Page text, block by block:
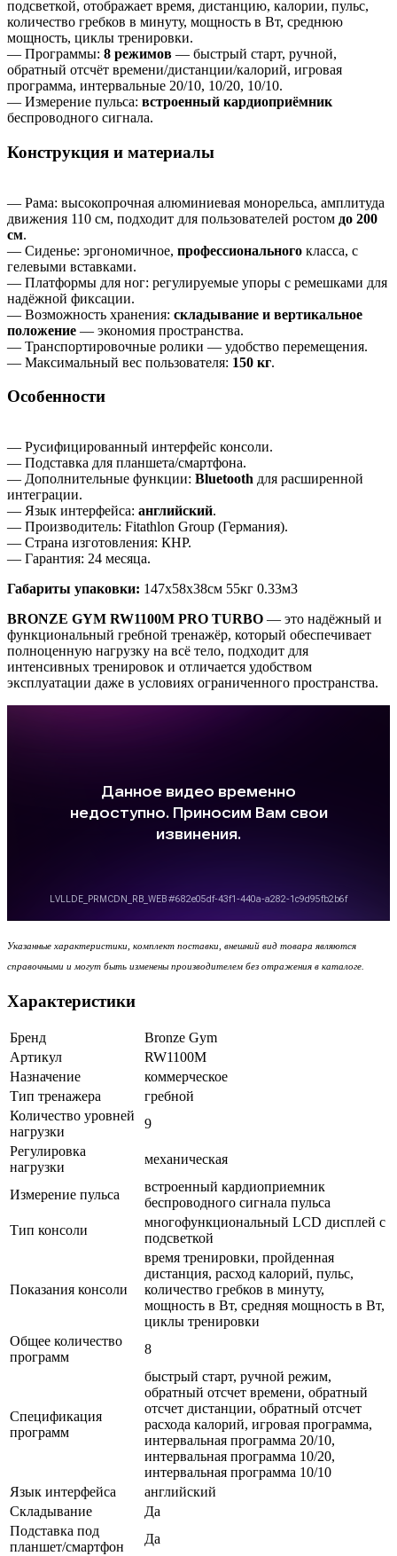
подсветкой, отображает время, дистанцию, калории, пульс,
количество гребков в минуту, мощность в Вт, среднюю
мощность, циклы тренировки.
— Программы: 8 режимов — быстрый старт, ручной,
обратный отсчёт времени/дистанции/калорий, игровая
программа, интервальные 20/10, 10/20, 10/10.
— Измерение пульса: встроенный кардиоприёмник
беспроводного сигнала.
Конструкция и материалы
— Рама: высокопрочная алюминиевая монорельса, амплитуда
движения 110 см, подходит для пользователей ростом до 200
см.
— Сиденье: эргономичное, профессионального класса, с
гелевыми вставками.
— Платформы для ног: регулируемые упоры с ремешками для
надёжной фиксации.
— Возможность хранения: складывание и вертикальное
положение — экономия пространства.
— Транспортировочные ролики — удобство перемещения.
— Максимальный вес пользователя: 150 кг.
Особенности
— Русифицированный интерфейс консоли.
— Подставка для планшета/смартфона.
— Дополнительные функции: Bluetooth для расширенной
интеграции.
— Язык интерфейса: английский.
— Производитель: Fitathlon Group (Германия).
— Страна изготовления: КНР.
— Гарантия: 24 месяца.
Габариты упаковки: 147х58х38см 55кг 0.33м3
BRONZE GYM RW1100M PRO TURBO — это надёжный и
функциональный гребной тренажёр, который обеспечивает
полноценную нагрузку на всё тело, подходит для
интенсивных тренировок и отличается удобством
эксплуатации даже в условиях ограниченного пространства.
Указанные характеристики, комплект поставки, внешний вид товара являются
справочными и могут быть изменены производителем без отражения в каталоге.
Характеристики
Бренд
Bronze Gym
Артикул
RW1100M
Назначение
коммерческое
Тип тренажера
гребной
Количество уровней
нагрузки
9
Регулировка
нагрузки
механическая
Измерение пульса
встроенный кардиоприемник
беспроводного сигнала пульса
Тип консоли
многофункциональный LСD дисплей с
подсветкой
Показания консоли
время тренировки, пройденная
дистанция, расход калорий, пульс,
количество гребков в минуту,
мощность в Вт, средняя мощность в Вт,
циклы тренировки
Общее количество
программ
8
Спецификация
программ
быстрый старт, ручной режим,
обратный отсчет времени, обратный
отсчет дистанции, обратный отсчет
расхода калорий, игровая программа,
интервальная программа 20/10,
интервальная программа 10/20,
интервальная программа 10/10
Язык интерфейса
английский
Складывание
Да
Подставка под
планшет/смартфон
Да